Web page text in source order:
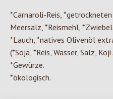
*Carnaroli-Reis,
Meersalz, *Reismehl,
*Lauch, *natives Olivenöl
(*Soja, *Reis, Wasser, Salz,
*Gewürze.
*ökologisch.